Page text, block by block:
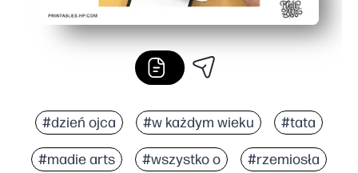
#dzień ojca #w każdym wieku #tata
#madie arts #wszystko o #rzemiosła